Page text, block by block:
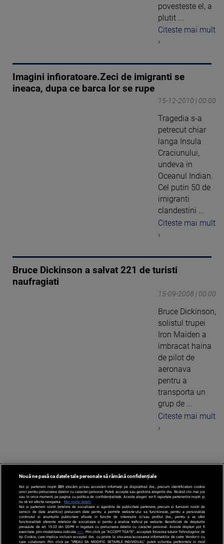
povesteste el, a
plutit ...
Citeste mai mult
›
Imagini infioratoare.Zeci de imigranti se
ineaca, dupa ce barca lor se rupe
15-12-2010 | 00:00
Tragedia s-a
petrecut chiar
langa Insula
Craciunului,
undeva in
Oceanul Indian.
Cel putin 50 de
imigranti
clandestini ...
Citeste mai mult
›
Bruce Dickinson a salvat 221 de turisti
naufragiati
15-09-2008 | 00:00
Bruce Dickinson,
solistul trupei
Iron Maiden a
imbracat haina
de pilot de
aeronava
pentru a
transporta un
grup de ...
Citeste mai mult
›
1
Nouă ne pasă ca datele tale personale să rămână confidențiale
Noi și partenerii noștri 201 stocăm și/sau accesăm informații pe dispozitivul dvs., precum identificatorii cookie
unici pentru prelucrarea datelor cu caracter personal. Puteți accepta sau gestiona alegerile dvs. făcând clic mai jos
sau în orice moment, pe pagina cu politica de confidențialitate. Aceste alegeri vor fi raportate partenerilor noștri și
nu vă vor afecta navigarea.
Mai multe detalii
Noi si partenerii nostri (retelele de socializare si agentiile de publicitate partenere, precum si furnizorii nostri de
servicii de date analitice) prelucram date pentru a permite website-ului sa functioneze, pentru a personaliza
continutul si anunturile publicitare afisate in functie de interesele si/sau profilul dvs., pentru a va oferi
functionalitati aferente retelelor de socializare si pentru a analiza traficul pe website. Beneficiati de drepturile
prevazute de art. 15-22 din GDPR in legatura cu prelucrarea datelor cu caracter personal. Aceste drepturi pot fi
exercitate prin modalitatea indicataaici . Prin click pe “ACCEPT TOATE”, acceptati folosirea tuturor Tehnologiilor de
tip Cookie, care implica inclusiv acceptul dvs. cu privire la stocarea/accesarea informatiilor de catre Vendor-ii cu
care colaboram. Prin click pe “VREAU SA MODIFIC SETARILE INDIVIDUAL” puteti schimba preferintele in mod